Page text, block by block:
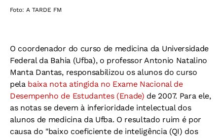
Foto: A TARDE FM
O coordenador do curso de medicina da Universidade
Federal da Bahia (Ufba), o professor Antonio Natalino
Manta Dantas, responsabilizou os alunos do curso
pela baixa nota atingida no Exame Nacional de
Desempenho de Estudantes (Enade) de 2007. Para ele,
as notas se devem à inferioridade intelectual dos
alunos de medicina da Ufba. O resultado ruim é por
causa do "baixo coeficiente de inteligência (QI) dos